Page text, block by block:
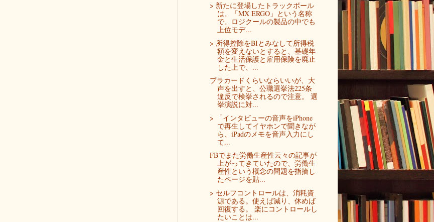
> 新たに登場したトラックボール
は、「MX ERGO」という名称
で、ロジクールの製品の中でも
上位モデ...
> 所得控除をBIとみなして所得税
額を変えないとすると、基礎年
金と生活保護と雇用保険を廃止
した上で、...
プラカードくらいならいいが、大
声を出すと、公職選挙法225条
違反で検挙されるので注意。 選
挙演説に対...
> 「インタビューの音声をiPhone
で再生してイヤホンで聞きなが
ら、iPadのメモを音声入力にし
て...
FBでまた労働生産性云々の記事が
上がってきていたので、労働生
産性という概念の問題を指摘し
たページを貼...
> セルフコントロールは、消耗資
源である。使えば減り、休めば
回復する。 楽にコントロールし
たいことは...